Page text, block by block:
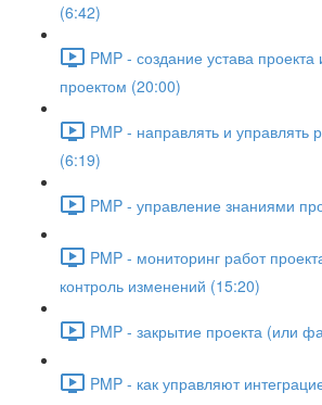
(6:42)
PMP - создание устава
проектом (20:00)
PMP - направлять и управлять
(6:19)
PMP - управление знаниями
PMP - мониторинг работ
контроль изменений (15:20)
PMP - закрытие проекта (или
PMP - как управляют